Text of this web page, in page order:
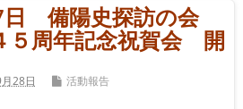
日 備陽史探訪の会
５周年記念祝賀会 開
28日 活動報告